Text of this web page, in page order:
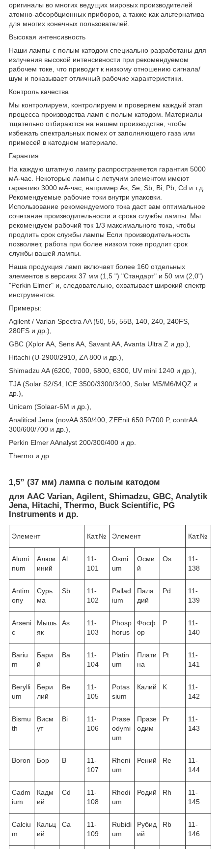
оригиналы во многих ведущих мировых производителей
атомно-абсорбционных приборов, а также как альтернатива
для многих конечных пользователей.
Высокая интенсивность
Наши лампы с полым катодом специально разработаны для
излучения высокой интенсивности при рекомендуемом
рабочем токе, что приводит к низкому отношению сигнала/
шум и показывает отличный рабочие характеристики.
Контроль качества
Мы контролируем, контролируем и проверяем каждый этап
процесса производства ламп с полым катодом. Материалы
тщательно отбираются на нашем производстве, чтобы
избежать спектральных помех от заполняющего газа или
примесей в катодном материале.
Гарантия
На каждую штатную лампу распространяется гарантия 5000
мА-час. Некоторые лампы с летучим элементом имеют
гарантию 3000 мА-час, например As, Se, Sb, Bi, Pb, Cd и т.д.
Рекомендуемые рабочие токи внутри упаковки.
Использование рекомендуемого тока даст вам оптимальное
сочетание производительности и срока службы лампы. Мы
рекомендуем рабочий ток 1/3 максимального тока, чтобы
продлить срок службы лампы Если производительность
позволяет, работа при более низком токе продлит срок
службы вашей лампы.
Наша продукция ламп включает более 160 отдельных
элементов в версиях 37 мм (1,5 ") "Стандарт" и 50 мм (2,0")
"Perkin Elmer" и, следовательно, охватывает широкий спектр
инструментов.
Примеры:
Agilent / Varian Spectra AA (50, 55, 55B, 140, 240, 240FS,
280FS и др.),
GBC (Xplor AA, Sens AA, Savant AA, Avanta Ultra Z и др.),
Hitachi (U-2900/2910, ZA 800 и др.),
Shimadzu AA (6200, 7000, 6800, 6300, UV mini 1240 и др.),
TJA (Solar S2/S4, ICE 3500/3300/3400, Solar M5/M6/MQZ и
др.),
Unicam (Solaar-6М и др.),
Analitical Jena (novAA 350/400, ZEEnit 650 P/700 P, contrAA
300/600/700 и др.),
Perkin Elmer AAnalyst 200/300/400 и др.
Thermo и др.
1,5” (37 мм) лампа с полым катодом
для ААС Varian, Agilent, Shimadzu, GBC, Analytik
Jena, Hitachi, Thermo, Buck Scientific, PG
Instruments и др.
Элемент Кат.№ Элемент Кат.№
Alumi
num
Алюм
иний
Al
11-
101
Osmi
um
Осми
й
Os
11-
138
Antim
ony
Сурь
ма
Sb
11-
102
Pallad
ium
Пала
дий
Pd
11-
139
Arseni
c
Мышь
як
As
11-
103
Phosp
horus
Фосф
ор
P
11-
140
Bariu
m
Бари
й
Ba
11-
104
Platin
um
Плати
на
Pt
11-
141
Berylli
um
Бери
лий
Be
11-
105
Potas
sium
Калий K
11-
142
Bismu
th
Висм
ут
Bi
11-
106
Prase
odymi
um
Празе
одим
Pr
11-
143
Boron Бор B
11-
107
Rheni
um
Рений Re
11-
144
Cadm
ium
Кадм
ий
Cd
11-
108
Rhodi
um
Родий Rh
11-
145
Calciu
m
Кальц
ий
Ca
11-
109
Rubidi
um
Рубид
ий
Rb
11-
146